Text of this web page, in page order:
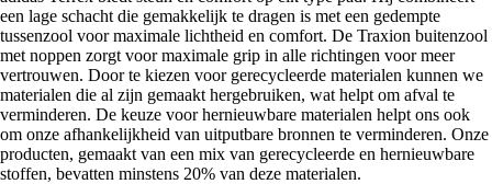
een lage schacht die gemakkelijk te dragen is met een gedempte
tussenzool voor maximale lichtheid en comfort. De Traxion buitenzool
met noppen zorgt voor maximale grip in alle richtingen voor meer
vertrouwen. Door te kiezen voor gerecycleerde materialen kunnen we
materialen die al zijn gemaakt hergebruiken, wat helpt om afval te
verminderen. De keuze voor hernieuwbare materialen helpt ons ook
om onze afhankelijkheid van uitputbare bronnen te verminderen. Onze
producten, gemaakt van een mix van gerecycleerde en hernieuwbare
stoffen, bevatten minstens 20% van deze materialen.